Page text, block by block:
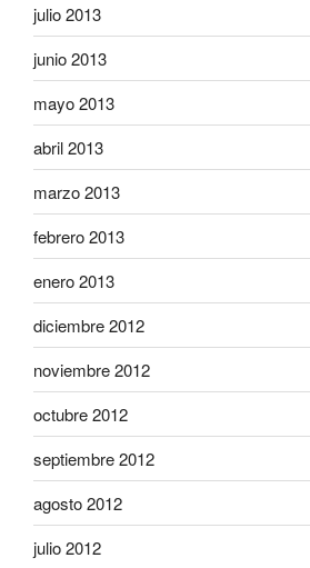
julio 2013
junio 2013
mayo 2013
abril 2013
marzo 2013
febrero 2013
enero 2013
diciembre 2012
noviembre 2012
octubre 2012
septiembre 2012
agosto 2012
julio 2012